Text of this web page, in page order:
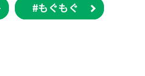
#もぐもぐ